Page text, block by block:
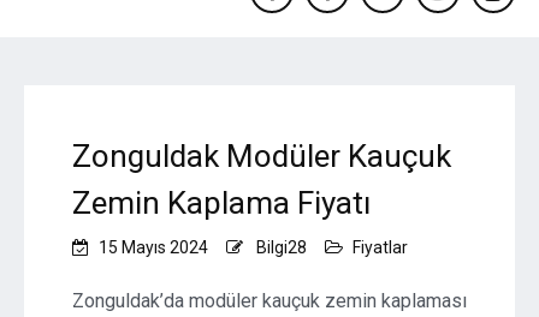
facebookFacebooktwitterinstagram
Zonguldak Modüler Kauçuk
Zemin Kaplama Fiyatı
15 Mayıs 2024 Bilgi28 Fiyatlar
Zonguldak’da modüler kauçuk zemin kaplaması